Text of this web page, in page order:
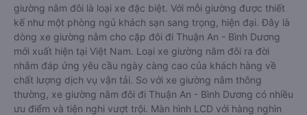
giường nằm đôi là loại xe đặc biệt. Với mỗi giường được thiết
kế như một phòng ngủ khách sạn sang trọng, hiện đại. Đây là
dòng xe giường nằm cho cặp đôi đi Thuận An - Bình Dương
mới xuất hiện tại Việt Nam. Loại xe giường nằm đôi ra đời
nhằm đáp ứng yêu cầu ngày càng cao của khách hàng về
chất lượng dịch vụ vận tải. So với xe giường nằm thông
thường, xe giường nằm đôi đi Thuận An - Bình Dương có nhiều
ưu điểm và tiện nghi vượt trội. Màn hình LCD với hàng nghìn